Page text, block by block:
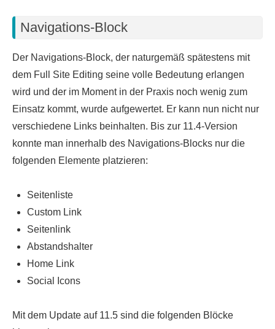
Navigations-Block
Der Navigations-Block, der naturgemäß spätestens mit
dem Full Site Editing seine volle Bedeutung erlangen
wird und der im Moment in der Praxis noch wenig zum
Einsatz kommt, wurde aufgewertet. Er kann nun nicht nur
verschiedene Links beinhalten. Bis zur 11.4-Version
konnte man innerhalb des Navigations-Blocks nur die
folgenden Elemente platzieren:
Seitenliste
Custom Link
Seitenlink
Abstandshalter
Home Link
Social Icons
Mit dem Update auf 11.5 sind die folgenden Blöcke